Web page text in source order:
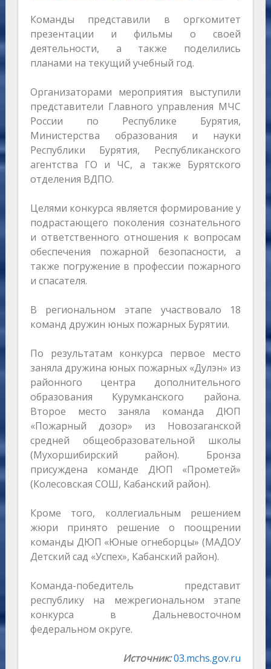
Команды представили в оргкомитет
презентации и фильмы о своей
деятельности, а также поделились
планами на текущий учебный год.
Организаторами мероприятия выступили
представители Главного управления МЧС
России по Республике Бурятия,
Министерства образования и науки
Республики Бурятия, Республиканского
агентства ГО и ЧС, а также Бурятского
отделения ВДПО.
Целями конкурса является формирование у
подрастающего поколения сознательного
и ответственного отношения к вопросам
обеспечения пожарной безопасности, а
также погружение в профессии пожарного
и спасателя.
В региональном этапе участвовало 18
команд дружин юных пожарных Бурятии.
По результатам конкурса первое место
заняла дружина юных пожарных «Дулэн» из
районного центра дополнительного
образования Курумканского района.
Второе место заняла команда ДЮП
«Пожарный дозор» из Новозаганской
средней общеобразовательной школы
(Мухоршибирский район). Бронза
присуждена команде ДЮП «Прометей»
(Колесовская СОШ, Кабанский район).
Кроме того, коллегиальным решением
жюри принято решение о поощрении
команды ДЮП «Юные огнеборцы» (МАДОУ
Детский сад «Успех», Кабанский район).
Команда-победитель представит
республику на межрегиональном этапе
конкурса в Дальневосточном
федеральном округе.
Источник:03.mchs.gov.ru